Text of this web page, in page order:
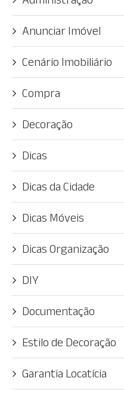
Anunciar Imóvel
Cenário Imobiliário
Compra
Decoração
Dicas
Dicas da Cidade
Dicas Móveis
Dicas Organização
DIY
Documentação
Estilo de Decoração
Garantia Locatícia